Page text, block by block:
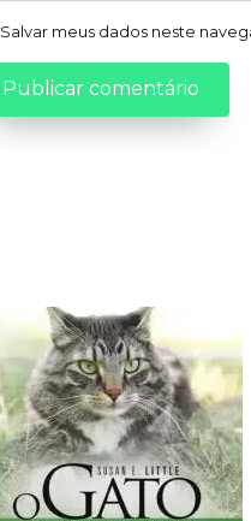
Salvar meus dados neste